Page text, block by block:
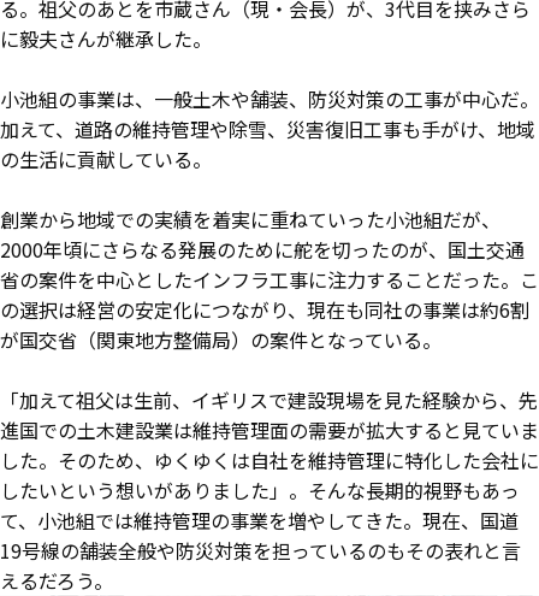
る。祖父のあとを市蔵さん（現・会長）が、3代目を挟みさら
に毅夫さんが継承した。
小池組の事業は、一般土木や舗装、防災対策の工事が中心だ。
加えて、道路の維持管理や除雪、災害復旧工事も手がけ、地域
の生活に貢献している。
創業から地域での実績を着実に重ねていった小池組だが、
2000年頃にさらなる発展のために舵を切ったのが、国土交通
省の案件を中心としたインフラ工事に注力することだった。こ
の選択は経営の安定化につながり、現在も同社の事業は約6割
が国交省（関東地方整備局）の案件となっている。
「加えて祖父は生前、イギリスで建設現場を見た経験から、先
進国での土木建設業は維持管理面の需要が拡大すると見ていま
した。そのため、ゆくゆくは自社を維持管理に特化した会社に
したいという想いがありました」。そんな長期的視野もあっ
て、小池組では維持管理の事業を増やしてきた。現在、国道
19号線の舗装全般や防災対策を担っているのもその表れと言
えるだろう。